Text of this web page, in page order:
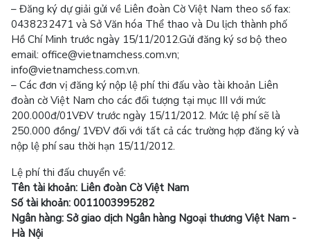
– Đăng ký dự giải gửi về Liên đoàn Cờ Việt Nam theo số fax:
0438232471 và Sở Văn hóa Thể thao và Du lịch thành phố
Hồ Chí Minh trước ngày 15/11/2012.Gửi đăng ký sơ bộ theo
email: office@vietnamchess.com.vn;
info@vietnamchess.com.vn.
– Các đơn vị đăng ký nộp lệ phí thi đấu vào tài khoản Liên
đoàn cờ Việt Nam cho các đối tượng tại mục III với mức
200.000đ/01VĐV trước ngày 15/11/2012. Mức lệ phí sẽ là
250.000 đồng/ 1VĐV đối với tất cả các trường hợp đăng ký và
nộp lệ phí sau thời hạn 15/11/2012.
Lệ phí thi đấu chuyển về:
Tên tài khoản: Liên đoàn Cờ Việt Nam
Số tài khoản: 0011003995282
Ngân hàng: Sở giao dịch Ngân hàng Ngoại thương Việt Nam -
Hà Nội